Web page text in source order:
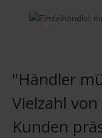
"Händler
Vielzahl
Kunden